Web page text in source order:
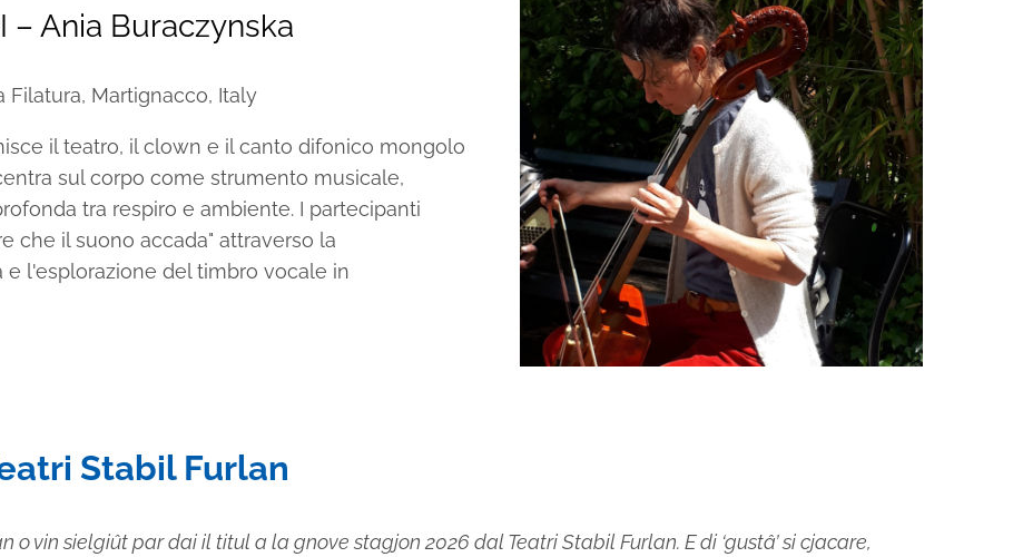
– Ania Buraczynska
Filatura, Martignacco, Italy
il teatro, il clown e il canto difonico mongolo
sul corpo come strumento musicale,
tra respiro e ambiente. I partecipanti
che il suono accada" attraverso la
l'esplorazione del timbro vocale in
Stabil Furlan
o vin sielgiût par dai il titul a la gnove stagjon 2026 dal Teatri Stabil Furlan. E di ‘gustâ’ si cjacare,